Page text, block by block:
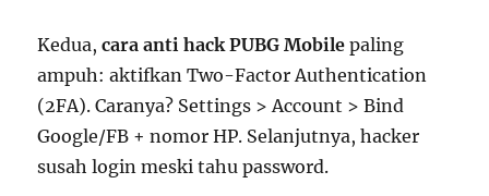
Kedua,cara anti hack PUBG Mobile paling
ampuh: aktifkan Two-Factor Authentication
(2FA). Caranya? Settings > Account > Bind
Google/FB + nomor HP. Selanjutnya, hacker
susah login meski tahu password.